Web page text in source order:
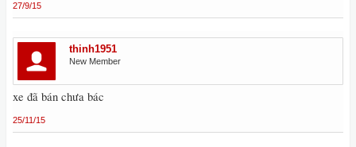
27/9/15
thinh1951
New Member
xe đã bán chưa bác
25/11/15